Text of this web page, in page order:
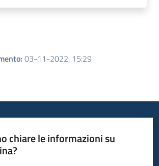
: 03-11-2022, 15:29
chiare le informazioni su